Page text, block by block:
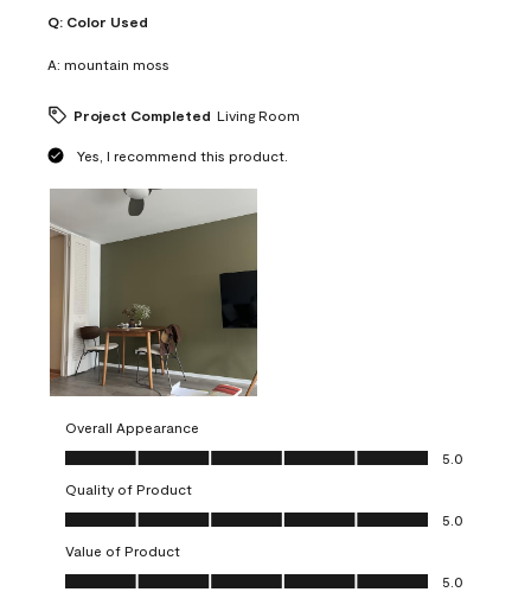
Q: Color Used
A: mountain moss
Project Completed Living Room
Yes, I recommend this product.
Overall Appearance
Overall Appearance, 5.0 out of 5
5.0
Quality of Product
Quality of Product, 5.0 out of 5
5.0
Value of Product
Value of Product, 5.0 out of 5
5.0